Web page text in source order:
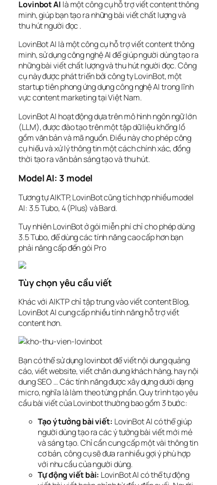
Lovinbot AI là một công cụ hỗ trợ viết content thông
minh, giúp bạn tạo ra những bài viết chất lượng và
thu hút người đọc .
LovinBot AI là một công cụ hỗ trợ viết content thông
minh, sử dụng công nghệ AI để giúp người dùng tạo ra
những bài viết chất lượng và thu hút người đọc. Công
cụ này được phát triển bởi công ty LovinBot, một
startup tiên phong ứng dụng công nghệ AI trong lĩnh
vực content marketing tại Việt Nam.
LovinBot AI hoạt động dựa trên mô hình ngôn ngữ lớn
(LLM), được đào tạo trên một tập dữ liệu khổng lồ
gồm văn bản và mã nguồn. Điều này cho phép công
cụ hiểu và xử lý thông tin một cách chính xác, đồng
thời tạo ra văn bản sáng tạo và thu hút.
Model AI: 3 model
Tương tự AIKTP, LovinBot cũng tích hợp nhiều model
AI: 3.5 Tubo, 4 (Plus) và Bard.
Tuy nhiên LovinBot ở gói miễn phí chỉ cho phép dùng
3.5 Tubo, để dùng các tính năng cao cấp hơn bạn
phải nâng cấp đến gói Pro
Tùy chọn yêu cầu viết
Khác với AIKTP chỉ tập trung vào viết content Blog,
LovinBot AI cung cấp nhiều tính năng hỗ trợ viết
content hơn.
Bạn có thể sử dụng lovinbot để viết nội dung quảng
cáo, viết website, viết chân dung khách hàng, hay nội
dung SEO … Các tính năng được xây dựng dưới dạng
micro, nghĩa là làm theo từng phần. Quy trình tạo yêu
cầu bài viết của Lovinbot thường bao gồm 3 bước:
Tạo ý tưởng bài viết: LovinBot AI có thể giúp
người dùng tạo ra các ý tưởng bài viết mới mẻ
và sáng tạo. Chỉ cần cung cấp một vài thông tin
cơ bản, công cụ sẽ đưa ra nhiều gợi ý phù hợp
với nhu cầu của người dùng.
Tự động viết bài: LovinBot AI có thể tự động